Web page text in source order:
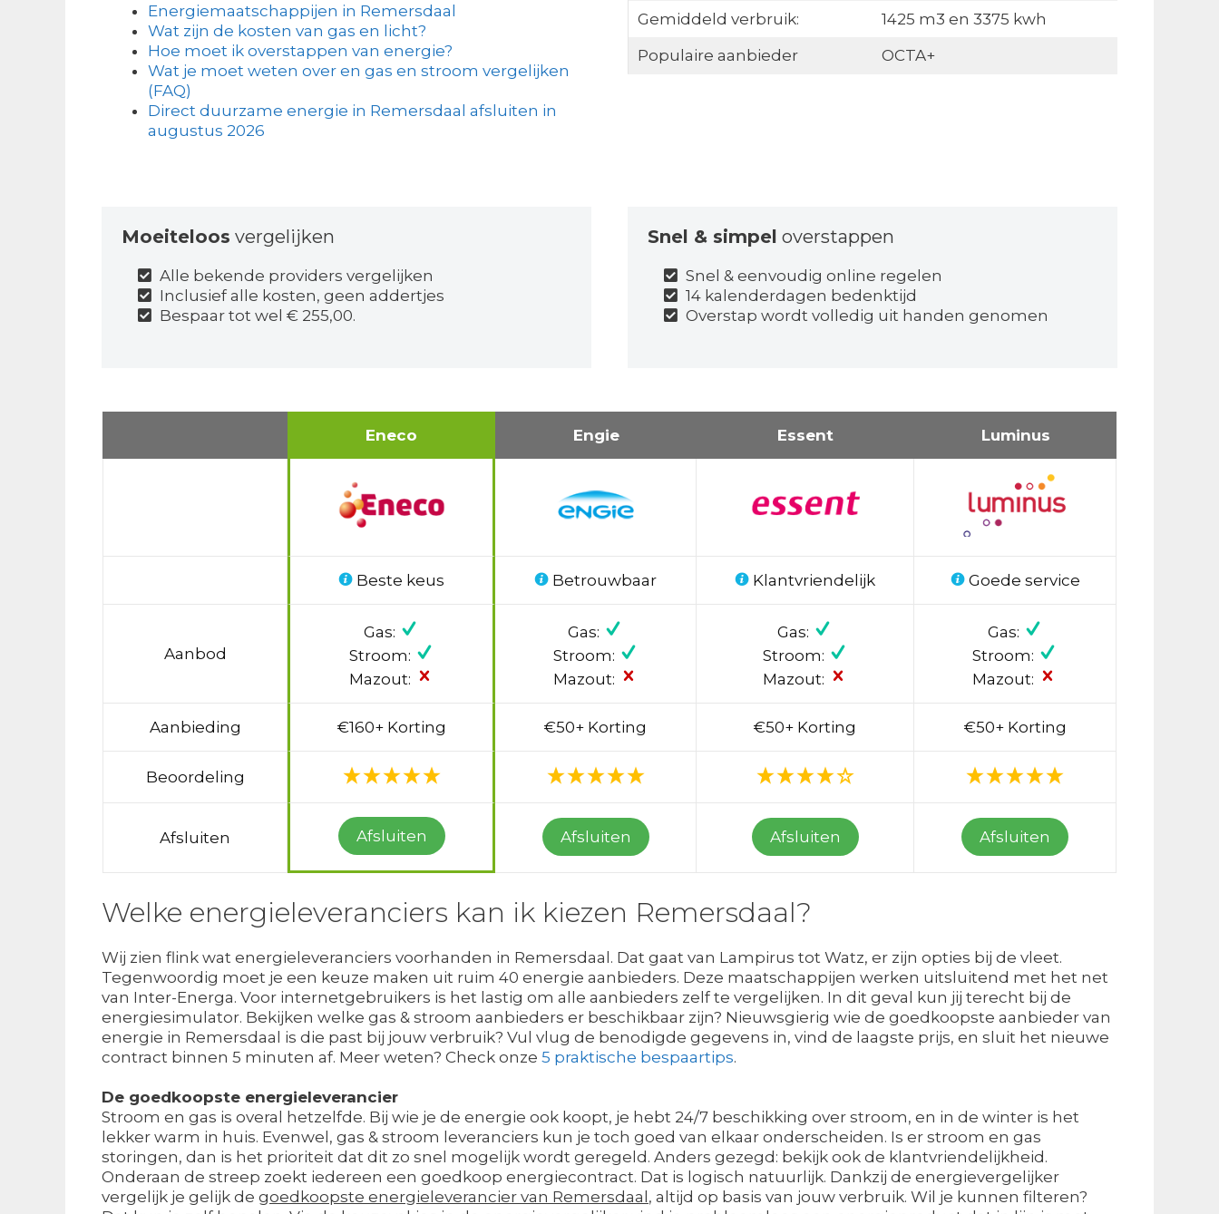
Energiemaatschappijen in Remersdaal
Wat zijn de kosten van gas en licht?
Hoe moet ik overstappen van energie?
Wat je moet weten over en gas en stroom vergelijken
(FAQ)
Direct duurzame energie in Remersdaal afsluiten in
augustus 2026
Gemiddeld verbruik:
1425 m3 en 3375 kwh
Populaire aanbieder
OCTA+
Moeiteloos vergelijken
Alle bekende providers vergelijken
Inclusief alle kosten, geen addertjes
Bespaar tot wel € 255,00.
Snel & simpel overstappen
Snel & eenvoudig online regelen
14 kalenderdagen bedenktijd
Overstap wordt volledig uit handen genomen
Eneco Engie Essent Luminus
Beste keus Betrouwbaar Klantvriendelijk Goede service
Aanbod
Gas:
Stroom:
Mazout:
Gas:
Stroom:
Mazout:
Gas:
Stroom:
Mazout:
Gas:
Stroom:
Mazout:
Aanbieding €160+ Korting €50+ Korting €50+ Korting €50+ Korting
Beoordeling
Afsluiten Afsluiten Afsluiten Afsluiten Afsluiten
Welke energieleveranciers kan ik kiezen Remersdaal?
Wij zien flink wat energieleveranciers voorhanden in Remersdaal. Dat gaat van Lampirus tot Watz, er zijn opties bij de vleet.
Tegenwoordig moet je een keuze maken uit ruim 40 energie aanbieders. Deze maatschappijen werken uitsluitend met het net
van Inter-Energa. Voor internetgebruikers is het lastig om alle aanbieders zelf te vergelijken. In dit geval kun jij terecht bij de
energiesimulator. Bekijken welke gas & stroom aanbieders er beschikbaar zijn? Nieuwsgierig wie de goedkoopste aanbieder van
energie in Remersdaal is die past bij jouw verbruik? Vul vlug de benodigde gegevens in, vind de laagste prijs, en sluit het nieuwe
contract binnen 5 minuten af. Meer weten? Check onze 5 praktische bespaartips.
De goedkoopste energieleverancier
Stroom en gas is overal hetzelfde. Bij wie je de energie ook koopt, je hebt 24/7 beschikking over stroom, en in de winter is het
lekker warm in huis. Evenwel, gas & stroom leveranciers kun je toch goed van elkaar onderscheiden. Is er stroom en gas
storingen, dan is het prioriteit dat dit zo snel mogelijk wordt geregeld. Anders gezegd: bekijk ook de klantvriendelijkheid.
Onderaan de streep zoekt iedereen een goedkoop energiecontract. Dat is logisch natuurlijk. Dankzij de energievergelijker
vergelijk je gelijk de goedkoopste energieleverancier van Remersdaal, altijd op basis van jouw verbruik. Wil je kunnen filteren?